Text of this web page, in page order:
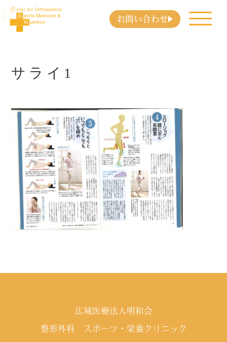
お問い合わせ
サライ1
広域医療法人明和会
整形外科 スポーツ・栄養クリニック